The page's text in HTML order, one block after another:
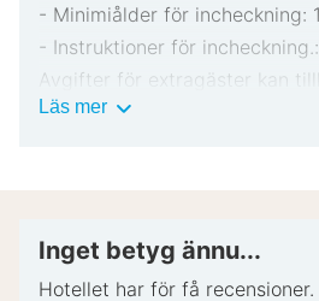
- Minimiålder för incheckning:
- Instruktioner för incheckning.:
Avgifter för extragäster kan
i enlighet med boendets policy.
Särskilda önskemål erbjuds i
incheckning och kan medföra
Läs merViktig
Inget betyg ännu...
Hotellet har för få